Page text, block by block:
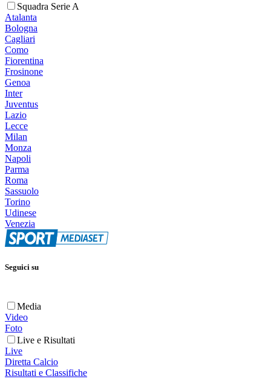
Squadra Serie A
Atalanta
Bologna
Cagliari
Como
Fiorentina
Frosinone
Genoa
Inter
Juventus
Lazio
Lecce
Milan
Monza
Napoli
Parma
Roma
Sassuolo
Torino
Udinese
Venezia
Seguici su
Media
Video
Foto
Live e Risultati
Live
Diretta Calcio
Risultati e Classifiche